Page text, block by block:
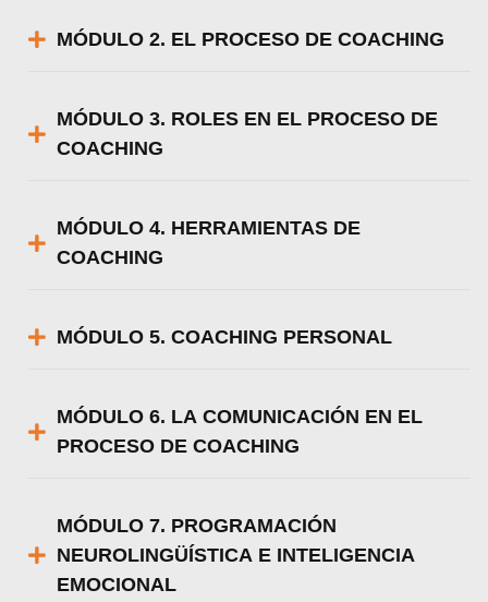
MÓDULO 2. EL PROCESO DE COACHING
MÓDULO 3. ROLES EN EL PROCESO DE
COACHING
MÓDULO 4. HERRAMIENTAS DE
COACHING
MÓDULO 5. COACHING PERSONAL
MÓDULO 6. LA COMUNICACIÓN EN EL
PROCESO DE COACHING
MÓDULO 7. PROGRAMACIÓN
NEUROLINGÜÍSTICA E INTELIGENCIA
EMOCIONAL